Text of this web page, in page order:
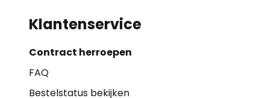
Klantenservice
Contract herroepen
FAQ
Bestelstatus bekijken